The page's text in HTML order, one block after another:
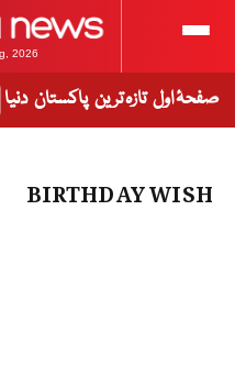
2026
صفحۂ اول تازہ ترین پاکستان دنیا
BIRTHDAY WISH